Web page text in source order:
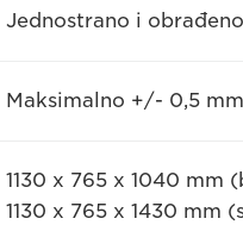
Jednostrano i
Maksimalno +/- 0,5
1130 x 765 x 1040 mm
1130 x 765 x 1430 mm